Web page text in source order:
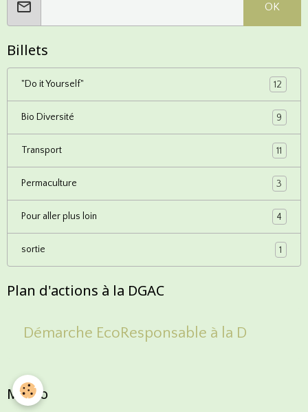
OK
Billets
"Do it Yourself" 12
Bio Diversité 9
Transport 11
Permaculture 3
Pour aller plus loin 4
sortie 1
Plan d'actions à la DGAC
Démarche EcoResponsable à la D
Météo